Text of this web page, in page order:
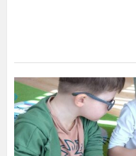
STEAM
veiklą
,,Margučių
raštai
ir